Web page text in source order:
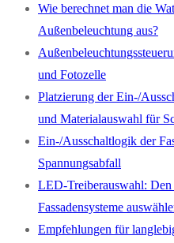
Wie berechnet man die
Außenbeleuchtung aus?
und Fotozelle
Platzierung der Ein-/
und Materialauswahl für
Ein-/Ausschaltlogik der
Spannungsabfall
LED-Treiberauswahl:
Fassadensysteme
Empfehlungen für